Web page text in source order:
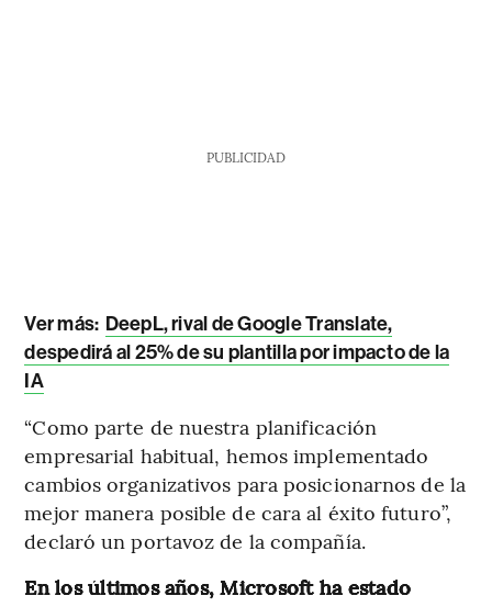
PUBLICIDAD
Ver más: DeepL, rival de Google Translate,
despedirá al 25% de su plantilla por impacto de la
IA
“Como parte de nuestra planificación
empresarial habitual, hemos implementado
cambios organizativos para posicionarnos de la
mejor manera posible de cara al éxito futuro”,
declaró un portavoz de la compañía.
En los últimos años, Microsoft ha estado